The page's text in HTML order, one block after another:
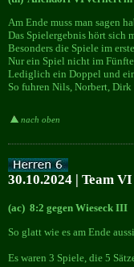
Am Ende muss man sagen
Das Spielergebnis hört sich
Besonders die Spiele im
Nur ein Spiel nicht im
Lediglich ein Doppel und
So fuhren Nils, Norbert,
nach oben
30.10.2024 | Team
(ac) 8:2 gegen Wieseck III
So glatt wie es am Ende
Es waren 3 Spiele, die 5